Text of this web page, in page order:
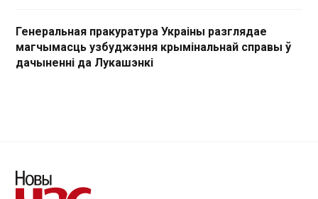
Генеральная пракуратура Украіны разглядае
магчымасць узбуджэння крымінальнай справы ў
дачыненні да Лукашэнкі